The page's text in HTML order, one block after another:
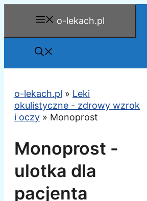
o-lekach.pl
o-lekach.pl » Leki
okulistyczne - zdrowy wzrok
i oczy » Monoprost
Monoprost -
ulotka dla
pacjenta